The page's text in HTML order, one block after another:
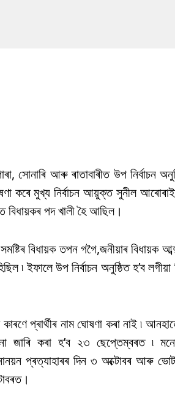
সোনাৰি আৰু ৰাতাবাৰীত উপ নিৰ্বাচন
কৰে মুখ্য নিৰ্বাচন আয়ুক্ত সুনীল
বিধায়কৰ পদ খালী হৈ আছিল।
বিধায়ক তপন গগৈ,জনীয়াৰ বিধায়ক
৷ ইফালে উপ নিৰ্বাচন অনুষ্ঠিত হ’ব
প্ৰাৰ্থীৰ নাম ঘোষণা কৰা নাই ৷
জাৰি কৰা হ’ব ২৩ ছেপ্তেম্বৰত ৷
প্ৰত্যাহাৰৰ দিন ৩ অক্টোবৰ আৰু